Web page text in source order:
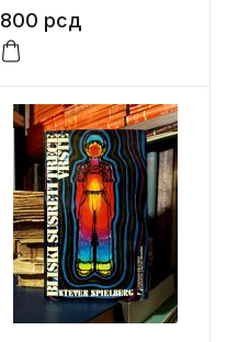
800 рсд